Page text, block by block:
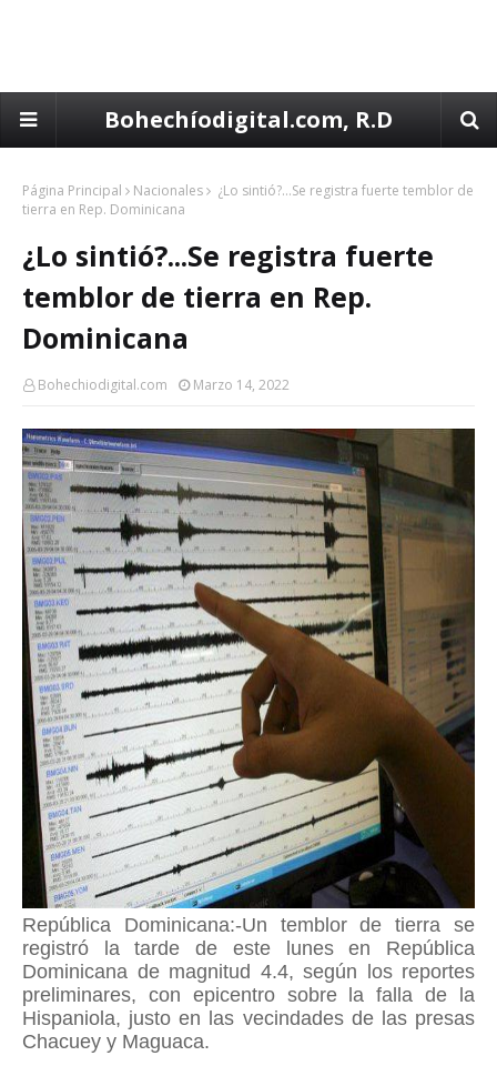
Bohechíodigital.com, R.D
Página Principal Nacionales
¿Lo sintió?...Se registra fuerte temblor de
tierra en Rep. Dominicana
¿Lo sintió?...Se registra fuerte
temblor de tierra en Rep.
Dominicana
Bohechiodigital.com Marzo 14, 2022
República Dominicana:-Un temblor de tierra se
registró la tarde de este lunes en República
Dominicana de magnitud 4.4, según los reportes
preliminares, con epicentro sobre la falla de la
Hispaniola, justo en las vecindades de las presas
Chacuey y Maguaca.